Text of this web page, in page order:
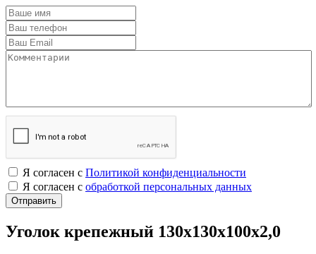
Я согласен с Политикой конфиденциальности
Я согласен с обработкой персональных данных
Уголок крепежный 130х130х100х2,0